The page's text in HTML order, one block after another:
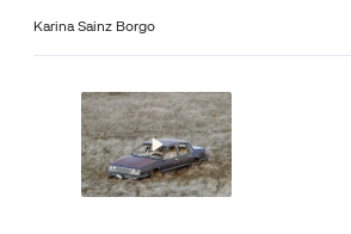
Karina Sainz Borgo